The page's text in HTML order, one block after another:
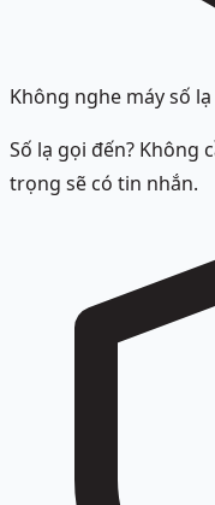
Không nghe máy số lạ
Số lạ gọi đến? Không
trọng sẽ có tin nhắn.